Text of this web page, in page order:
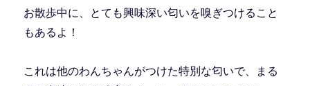
お散歩中に、とても興味深い匂いを嗅ぎつけること
もあるよ！
これは他のわんちゃんがつけた特別な匂いで、まる